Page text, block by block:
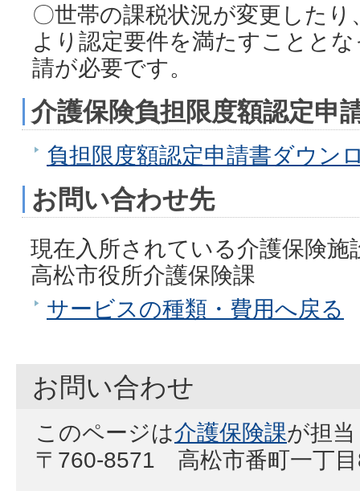
〇世帯の課税状況が変更した
より認定要件を満たすことと
請が必要です。
介護保険負担限度額認定申
負担限度額認定申請書ダウン
お問い合わせ先
現在入所されている介護保険施
高松市役所介護保険課
サービスの種類・費用へ戻る
お問い合わせ
このページは介護保険課が担
〒760-8571 高松市番町一丁